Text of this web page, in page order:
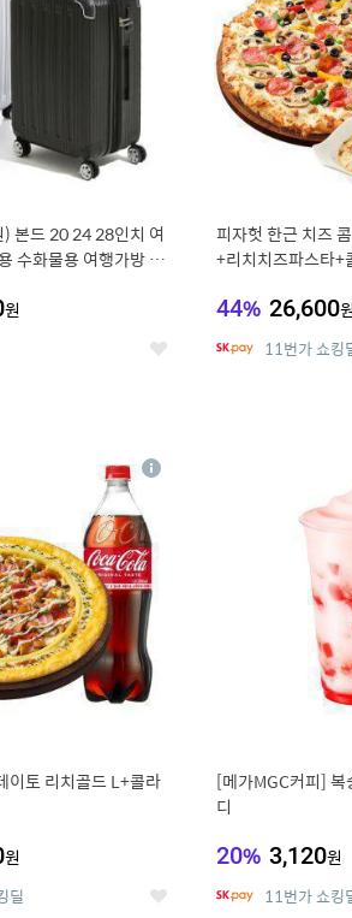
본드 20 24 28인치 여
수화물용 여행가방 케
원
좋
피자헛 한근 치즈
+리치치즈파스타
44% 26,600원
11번가 쇼킹
이토 리치골드 L+콜라
원
딜 좋
상
[메가MGC커피] 복
디
20% 3,120원
11번가 쇼킹